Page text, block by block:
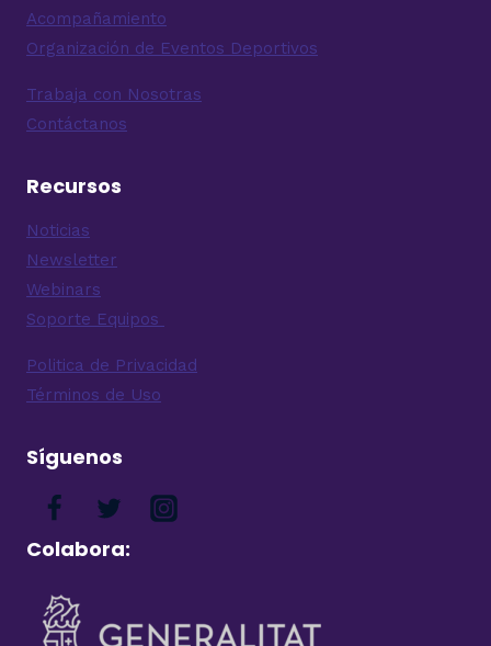
Acompañamiento
Organización de Eventos Deportivos
Trabaja con Nosotras
Contáctanos
Recursos
Noticias
Newsletter
Webinars
Soporte Equipos
Politica de Privacidad
Términos de Uso
Síguenos
Colabora: